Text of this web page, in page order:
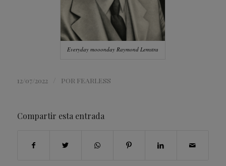
Everyday mooonday Raymond Lemstra
12/07/2022 POR FEARLESS
Compartir esta entrada